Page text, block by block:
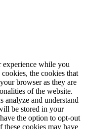
experience while you
the cookies that
browser as they are
of the website.
analyze and understand
be stored in your
the option to opt-out
cookies may have